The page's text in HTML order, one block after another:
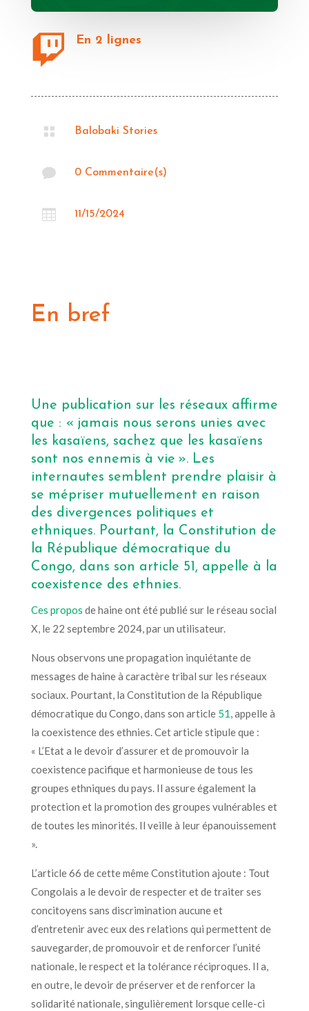
 En 2 lignes
 Balobaki Stories
 0 Commentaire(s)
 11/15/2024
En bref
Une publication sur les réseaux affirme
que : « jamais nous serons unies avec
les kasaïens, sachez que les kasaïens
sont nos ennemis à vie ». Les
internautes semblent prendre plaisir à
se mépriser mutuellement en raison
des divergences politiques et
ethniques. Pourtant,la Constitution de
la République démocratique du
Congo,dans son article 51,appelle à la
coexistence des ethnies.
Ces propos de haine ont été publié sur le réseau social
X, le 22 septembre 2024, par un utilisateur.
Nous observons une propagation inquiétante de
messages de haine à caractère tribal sur les réseaux
sociaux. Pourtant,la Constitution de la République
démocratique du Congo,dans son article 51,appelle à
la coexistence des ethnies.Cet articlestipule que :
« L’Etat a le devoir d’assurer et de promouvoir la
coexistence pacifique et harmonieuse de tous les
groupes ethniques du pays. Il assure également la
protection et la promotion des groupes vulnérables et
de toutes les minorités. Il veille à leur épanouissement
».
L’article 66 de cette mêmeConstitution ajoute : Tout
Congolais a le devoir de respecter et de traiter ses
concitoyens sans discrimination aucune et
d’entretenir avec eux des relations qui permettent de
sauvegarder, de promouvoir et de renforcer l’unité
nationale, le respect et la tolérance réciproques. Il a,
en outre, le devoir de préserver et de renforcer la
solidarité nationale, singulièrement lorsque celle-ci